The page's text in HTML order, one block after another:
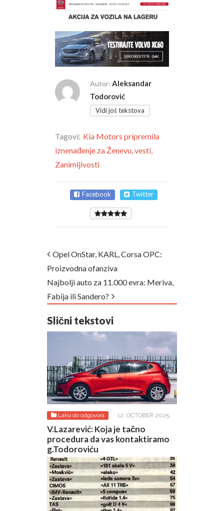
Autor: Aleksandar
Todorović
Vidi još tekstova
Tagovi: Kia Motors pripremila
iznenađenje za Ženevu,vesti,
Zanimljivosti
Facebook Twitter
Opel OnStar, KARL, Corsa OPC:
Proizvodna ofanziva
Najbolji auto za 11.000 evra: Meriva,
Fabija ili Sandero?
Slični tekstovi
Lako do odgovora 12. OCTOBER 2025.
V.Lazarević: Koja je tačno
procedura da vas kontaktiramo
g.Todoroviću